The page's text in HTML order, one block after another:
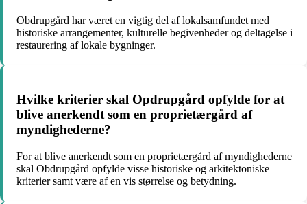
Obdrupgård har været en vigtig del af lokalsamfundet med
historiske arrangementer, kulturelle begivenheder og deltagelse i
restaurering af lokale bygninger.
Hvilke kriterier skal Opdrupgård opfylde for at
blive anerkendt som en proprietærgård af
myndighederne?
For at blive anerkendt som en proprietærgård af myndighederne
skal Obdrupgård opfylde visse historiske og arkitektoniske
kriterier samt være af en vis størrelse og betydning.